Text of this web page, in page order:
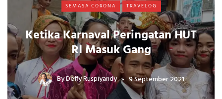
SEMASA CORONA TRAVELOG
Ketika Karnaval Peringatan HUT
RI Masuk Gang
ByDeffy Ruspiyandy 9 September 2021